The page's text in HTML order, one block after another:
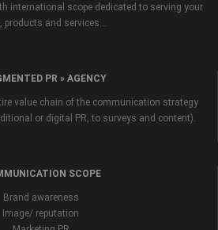
international scope dedicated to serving your
products and services...
PR » AGENCY
value chain of the communication strategy
or digital PR, to surveys and content).
SCOPE
Brand awareness
Image/ reputation